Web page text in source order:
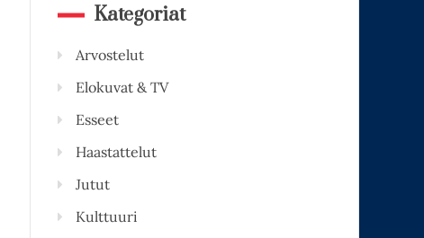
Kategoriat
Arvostelut
Elokuvat & TV
Esseet
Haastattelut
Jutut
Kulttuuri